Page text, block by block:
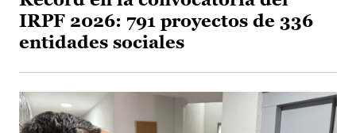
IRPF 2026: 791 proyectos de 336
entidades sociales